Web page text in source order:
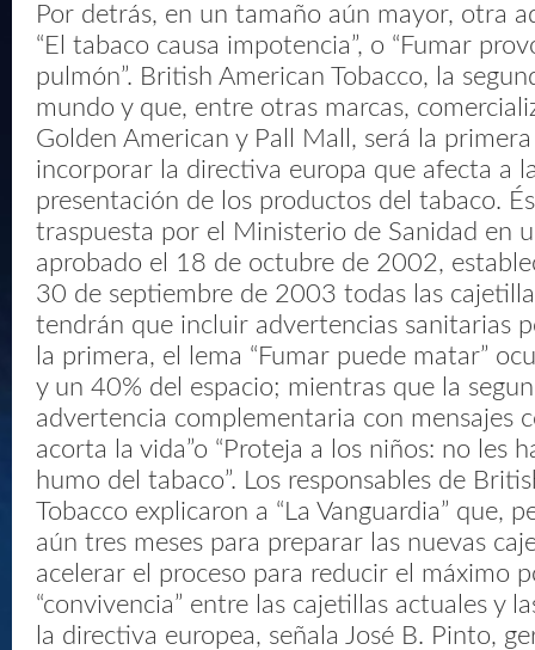
Por detrás, en un tamaño aún mayor, otra
“El tabaco causa impotencia”, o “Fumar
pulmón”. British American Tobacco, la
mundo y que, entre otras marcas,
Golden American y Pall Mall, será la
incorporar la directiva europa que afecta a
presentación de los productos del tabaco.
traspuesta por el Ministerio de Sanidad en
aprobado el 18 de octubre de 2002,
30 de septiembre de 2003 todas las
tendrán que incluir advertencias sanitarias
la primera, el lema “Fumar puede matar”
y un 40% del espacio; mientras que la
advertencia complementaria con mensajes
acorta la vida”o “Proteja a los niños: no les
humo del tabaco”. Los responsables de
Tobacco explicaron a “La Vanguardia” que,
aún tres meses para preparar las nuevas
acelerar el proceso para reducir el máximo
“convivencia” entre las cajetillas actuales y
la directiva europea, señala José B. Pinto,